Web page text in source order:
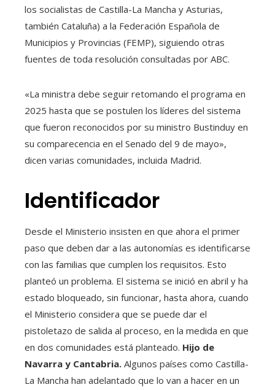
los socialistas de Castilla-La Mancha y Asturias,
también Cataluña) a la Federación Española de
Municipios y Provincias (FEMP), siguiendo otras
fuentes de toda resolución consultadas por ABC.
«La ministra debe seguir retomando el programa en
2025 hasta que se postulen los líderes del sistema
que fueron reconocidos por su ministro Bustinduy en
su comparecencia en el Senado del 9 de mayo»,
dicen varias comunidades, incluida Madrid.
Identificador
Desde el Ministerio insisten en que ahora el primer
paso que deben dar a las autonomías es identificarse
con las familias que cumplen los requisitos. Esto
planteó un problema. El sistema se inició en abril y ha
estado bloqueado, sin funcionar, hasta ahora, cuando
el Ministerio considera que se puede dar el
pistoletazo de salida al proceso, en la medida en que
en dos comunidades está planteado. Hijo de
Navarra y Cantabria. Algunos países como Castilla-
La Mancha han adelantado que lo van a hacer en un